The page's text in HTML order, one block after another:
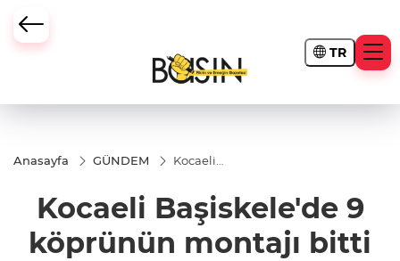
TR
Anasayfa GÜNDEM
Kocaeli
montajı bitti
Kocaeli Başiskele'de 9
köprünün montajı bitti